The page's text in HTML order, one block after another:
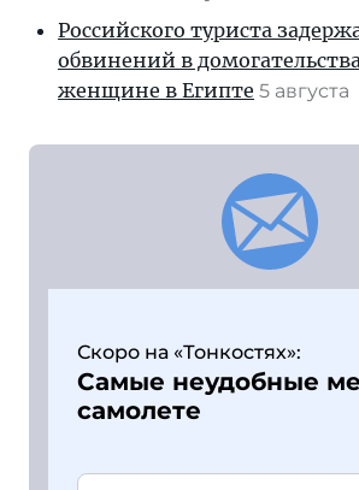
Российского туриста
обвинений в
женщине в Египте 5 августа
Скоро на «Тонкостях»:
Самые неудобные
самолете